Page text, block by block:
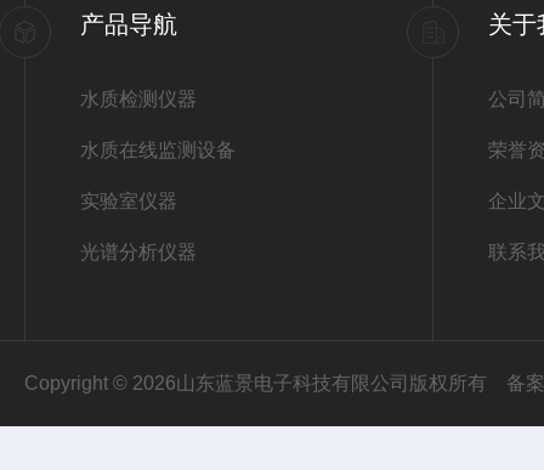
产品导航
水质检测仪器
水质在线监测设备
实验室仪器
光谱分析仪器
关于
公司
荣誉
企业
联系
Copyright © 2026山东蓝景电子科技有限公司版权所有 备